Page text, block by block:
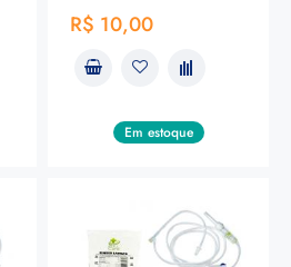
R$ 10,00
Em estoque